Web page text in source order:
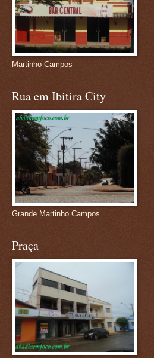
Martinho Campos
Rua em Ibitira City
Grande Martinho Campos
Praça